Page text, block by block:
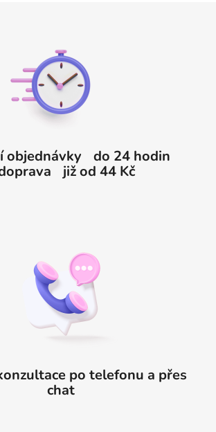
objednávky do 24 hodin
již od 44 Kč
po telefonu a přes
chat